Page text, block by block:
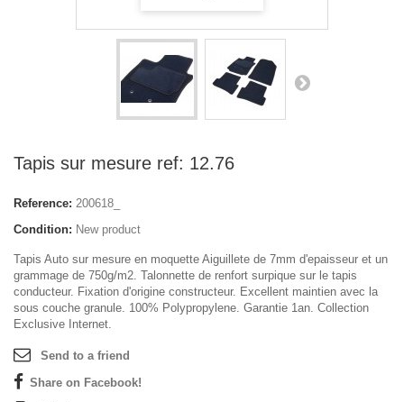
Tapis sur mesure ref: 12.76
Reference: 200618_
Condition: New product
Tapis Auto sur mesure en moquette Aiguillete de 7mm d'epaisseur et un
grammage de 750g/m2. Talonnette de renfort surpique sur le tapis
conducteur. Fixation d'origine constructeur. Excellent maintien avec la
sous couche granule. 100% Polypropylene. Garantie 1an. Collection
Exclusive Internet.
Send to a friend
Share on Facebook!